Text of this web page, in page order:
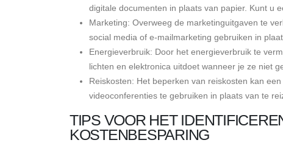
digitale documenten in plaats van papier. Kunt u
Marketing: Overweeg de marketinguitgaven te
social media of e-mailmarketing gebruiken in
Energieverbruik: Door het energieverbruik te
lichten en elektronica uitdoet wanneer je ze niet
Reiskosten: Het beperken van reiskosten kan
videoconferenties te gebruiken in plaats van te
TIPS VOOR HET
KOSTENBESPARING